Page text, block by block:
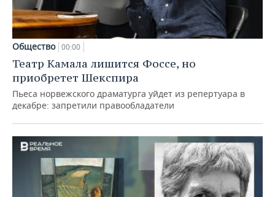
Общество 00:00
Театр Камала лишится Фоссе, но
приобретет Шекспира
Пьеса норвежского драматурга уйдет из репертуара в
декабре: запретили правообладатели